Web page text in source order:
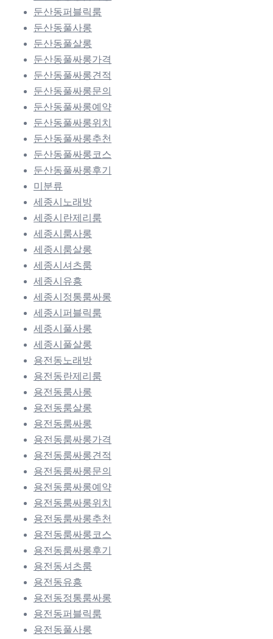
둔산동퍼블릭룸
둔산동풀사롱
둔산동풀살롱
둔산동풀싸롱가격
둔산동풀싸롱견적
둔산동풀싸롱문의
둔산동풀싸롱예약
둔산동풀싸롱위치
둔산동풀싸롱추천
둔산동풀싸롱코스
둔산동풀싸롱후기
미분류
세종시노래방
세종시란제리룸
세종시룸사롱
세종시룸살롱
세종시셔츠룸
세종시유흥
세종시정통룸싸롱
세종시퍼블릭룸
세종시풀사롱
세종시풀살롱
용전동노래방
용전동란제리룸
용전동룸사롱
용전동룸살롱
용전동룸싸롱
용전동룸싸롱가격
용전동룸싸롱견적
용전동룸싸롱문의
용전동룸싸롱예약
용전동룸싸롱위치
용전동룸싸롱추천
용전동룸싸롱코스
용전동룸싸롱후기
용전동셔츠룸
용전동유흥
용전동정통룸싸롱
용전동퍼블릭룸
용전동풀사롱